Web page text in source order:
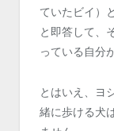
ていたビイ）
と即答して、
っている自分
とはいえ、ヨ
緒に歩ける犬